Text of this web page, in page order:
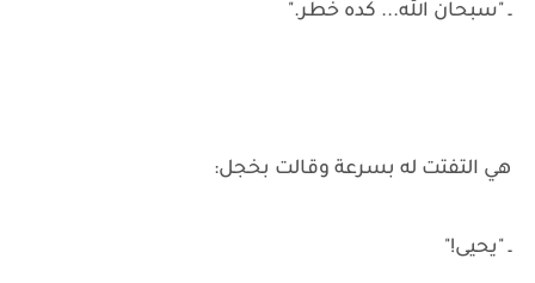
ـ "سبحان الله... كده خطر."
هي التفتت له بسرعة وقالت بخجل:
ـ "يحيى!"